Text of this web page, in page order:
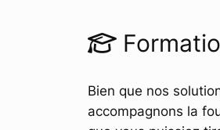
Bien que nos
accompagnons la